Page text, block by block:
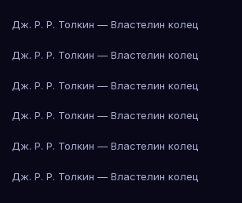
Дж. Р. Р. Толкин — Властелин колец
Дж. Р. Р. Толкин — Властелин колец
Дж. Р. Р. Толкин — Властелин колец
Дж. Р. Р. Толкин — Властелин колец
Дж. Р. Р. Толкин — Властелин колец
Дж. Р. Р. Толкин — Властелин колец